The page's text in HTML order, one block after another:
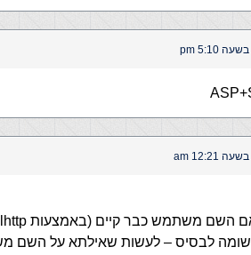
לבסיס – לעשות שאילתא על השם